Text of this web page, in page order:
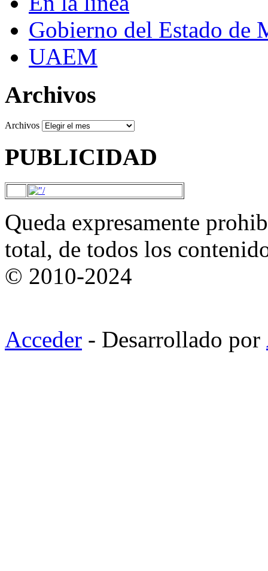
Gobierno del Estado de
UAEM
Archivos
Archivos
PUBLICIDAD
Queda expresamente
total, de todos los
© 2010-2024
Acceder - Desarrollado por